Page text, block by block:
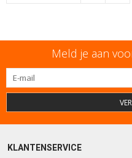
Meld je aan
KLANTENSERVICE